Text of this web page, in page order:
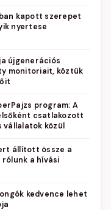
kapott szerepet
nyertese
újgenerációs
monitoriait, köztük
program: A
csatlakozott
vállalatok közül
állított össze a
a hívási
kedvence lehet